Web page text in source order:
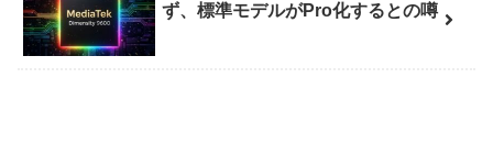
ず、標準モデルがPro化するとの噂